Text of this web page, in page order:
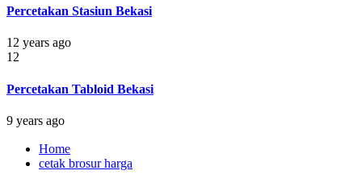
Percetakan Stasiun Bekasi
12 years ago
12
Percetakan Tabloid Bekasi
9 years ago
Home
cetak brosur harga